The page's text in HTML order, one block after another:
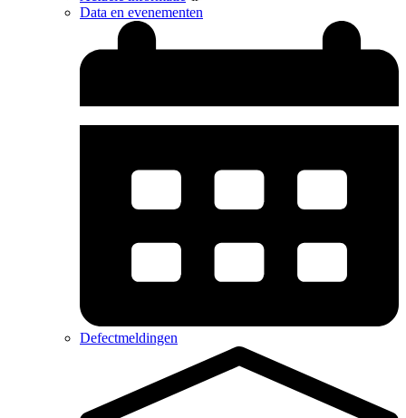
Data en evenementen
Defectmeldingen